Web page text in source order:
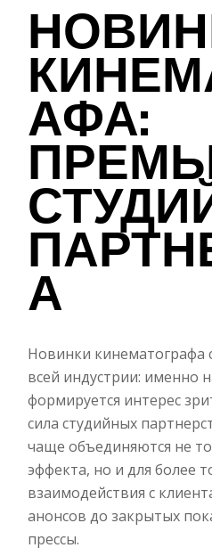
АФА:
А
Новинки кинематографа
всей индустрии: именно
формируется интерес
сила студийных
чаще объединяются не
эффекта, но и для более
взаимодействия с
анонсов до закрытых
прессы.